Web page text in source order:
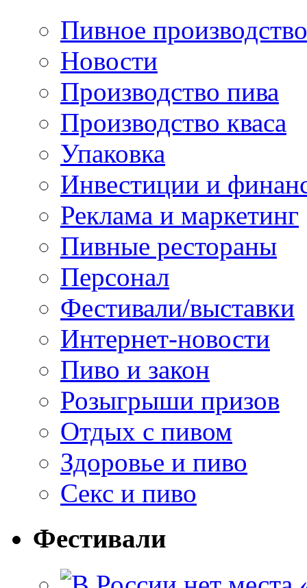
Пивное производство
Новости
Производство пива
Производство кваса
Упаковка
Инвестиции и
Реклама и маркетинг
Пивные рестораны
Персонал
Фестивали/выставки
Интернет-новости
Пиво и закон
Розыгрыши призов
Отдых с пивом
Здоровье и пиво
Секс и пиво
Фестивали